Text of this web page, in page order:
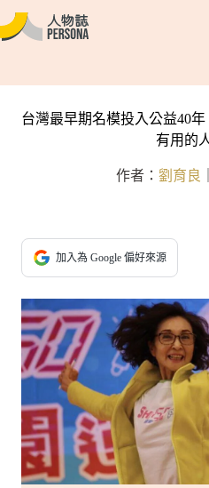
台灣最早期名模投入公益40
有用的
作者： 劉育良
加入為 Google 偏好來源